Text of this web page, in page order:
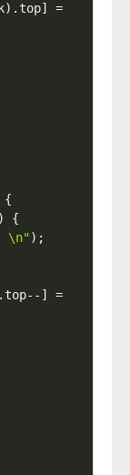
) .top]
=
{
)
{
\n") ;
.top-- ]
=